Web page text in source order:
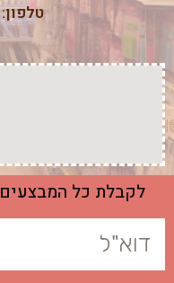
טלפון: 058-
לקבלת כל